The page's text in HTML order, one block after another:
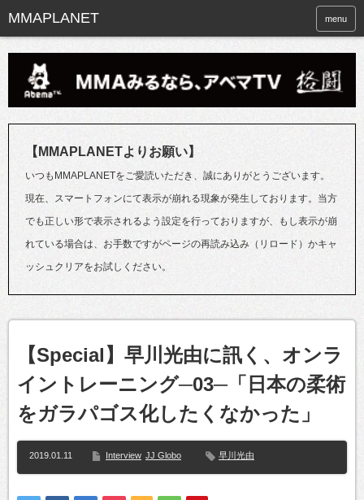
menu
【MMAPLANETよりお願い】
いつもMMAPLANETをご愛読いただき、誠にありがとうございます。
現在、スマートフォンにて表示が崩れる現象が発生しております。当方
でも正しい形で表示されるよう設定を行っておりますが、もし表示が崩
れている場合は、お手数ですがページの再読み込み（リロード）かキャ
ッシュクリアをお試しください。
【Special】早川光由に訊く、オンラ
イントレーニング─03─「日本の柔術
をガラパゴス化したくなかった」
2019.01.11 Interview JJ Globo 早川光由